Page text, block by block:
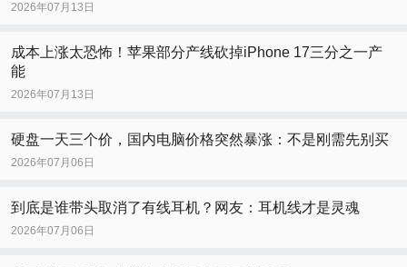
2026年07月13日
成本上涨太恐怖！苹果部分产线砍掉iPhone 17三分之一产
能
2026年07月13日
硬盘一天三个价，国内电脑价格突然暴涨：不是刚需先别买
2026年07月06日
到底是谁带头取消了有线耳机？网友：耳机线才是灵魂
2026年07月06日